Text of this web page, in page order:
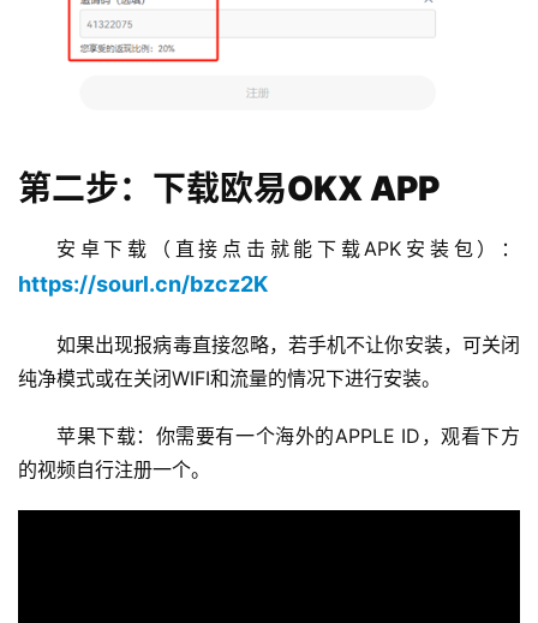
第二步：下载欧易OKX APP
安卓下载（直接点击就能下载APK安装包）：
https://sourl.cn/bzcz2K
如果出现报病毒直接忽略，若手机不让你安装，可关闭
纯净模式或在关闭WIFI和流量的情况下进行安装。
苹果下载：你需要有一个海外的APPLE ID，观看下方
的视频自行注册一个。